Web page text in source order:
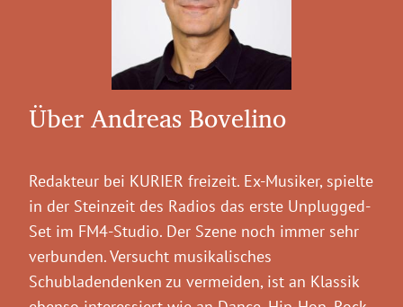
Über Andreas Bovelino
Redakteur bei KURIER freizeit. Ex-Musiker, spielte
in der Steinzeit des Radios das erste Unplugged-
Set im FM4-Studio. Der Szene noch immer sehr
verbunden. Versucht musikalisches
Schubladendenken zu vermeiden, ist an Klassik